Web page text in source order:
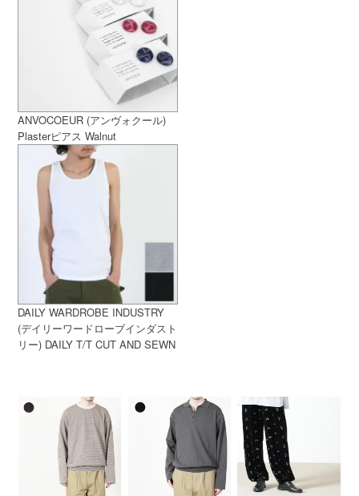
ANVOCOEUR (アンヴォクール)
Plasterピアス Walnut
DAILY WARDROBE INDUSTRY
(デイリーワードローブインダスト
リー) DAILY T/T CUT AND SEWN